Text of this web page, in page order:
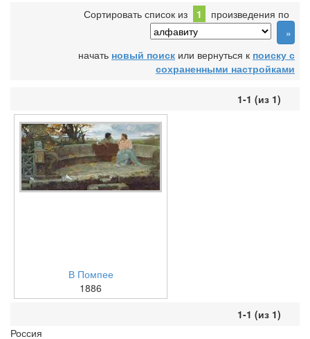
Сортировать список из 1 произведения по
начать новый поиск или вернуться к поиску с
сохраненными настройками
1-1 (из 1)
В Помпее
1886
1-1 (из 1)
Россия